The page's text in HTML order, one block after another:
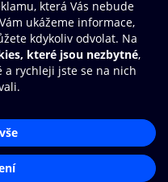
O2 Knihovna
své e-knihy a